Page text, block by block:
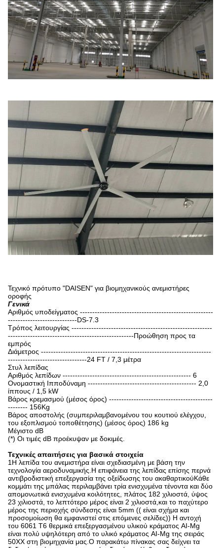
Τεχνικό πρότυπο "DAISEN" για βιομηχανικούς ανεμιστήρες
οροφής
Γενικά
Αριθμός υποδείγματος ------------------------------------------------------
----------------------------DS-7.3
Τρόπος λειτουργίας ---------------------------------------------------------
---------------------------------------------------Προώθηση προς τα
εμπρός
Διάμετρος ---------------------------------------------------------------------
--------------------------------24 FT / 7,3 μέτρα
Στυλ λεπίδας
Αριθμός λεπίδων ---------------------------------------------------- 6
Ονομαστική Ιπποδύναμη -------------------------------------------- 2,0
ίππους / 1,5 kW
Βάρος κρεμασμού (μέσος όρος) ------------------------------------------
-------- 156Kg
Βάρος αποστολής (συμπεριλαμβανομένου του κουτιού ελέγχου,
του εξοπλισμού τοποθέτησης) (μέσος όρος) 186 kg
Μέγιστο dB
(*) Οι τιμές dB προέκυψαν με δοκιμές.
Τεχνικές απαιτήσεις για βασικά στοιχεία
1Η λεπίδα του ανεμιστήρα είναι σχεδιασμένη με βάση την
τεχνολογία αεροδυναμικής.Η επιφάνεια της λεπίδας επίσης περνά
αντιβροδιστική επεξεργασία της οξείδωσης του ακαθαρτικούΚάθε
κομμάτι της μπάλας περιλαμβάνει τρία ενισχυμένα τένοντα και δύο
απομονωτικά ενισχυμένα κοιλότητες, πλάτος 182 χιλιοστά, ύψος
23 χιλιοστά, το λεπτότερο μέρος είναι 2 χιλιοστά,και το παχύτερο
μέρος της περιοχής σύνδεσης είναι 5mm (( είναι σχήμα και
προσομοίωση θα εμφανιστεί στις επόμενες σελίδες)) Η αντοχή
του 6061 T6 θερμικά επεξεργασμένου υλικού κράματος AI-Mg
είναι πολύ υψηλότερη από το υλικό κράματος AI-Mg της σειράς
50XX στη βιομηχανία μας.Ο παρακάτω πίνακας σας δείχνει τα